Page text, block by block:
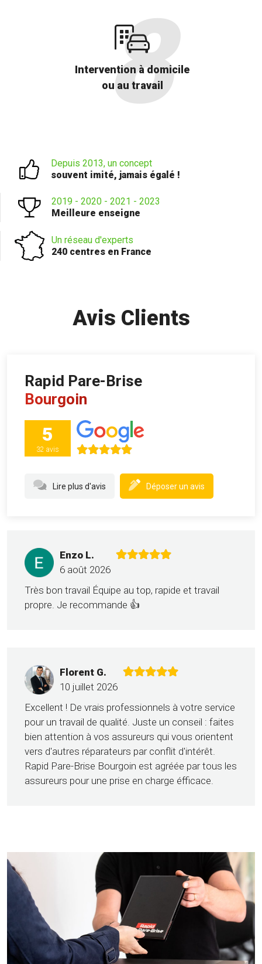
Intervention à domicile
ou au travail
Depuis 2013, un concept
souvent imité, jamais égalé !
2019 - 2020 - 2021 - 2023
Meilleure enseigne
Un réseau d'experts
240 centres en France
Avis Clients
Rapid Pare-Brise
Bourgoin
5
32 avis
Lire plus d'avis Déposer un avis
Enzo L.
6 août 2026
Très bon travail Équipe au top, rapide et travail
propre. Je recommande 👍
Florent G.
10 juillet 2026
Excellent ! De vrais professionnels à votre service
pour un travail de qualité. Juste un conseil : faites
bien attention à vos assureurs qui vous orientent
vers d'autres réparateurs par conflit d'intérêt.
Rapid Pare-Brise Bourgoin est agréée par tous les
assureurs pour une prise en charge éfficace.